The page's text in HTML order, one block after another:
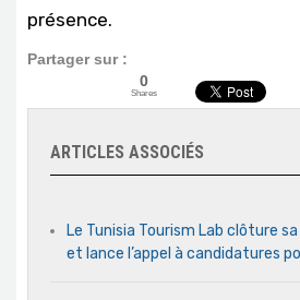
présence.
Partager sur :
0
Shares
ARTICLES ASSOCIÉS
Le Tunisia Tourism Lab clôture
et lance l’appel à candidatures